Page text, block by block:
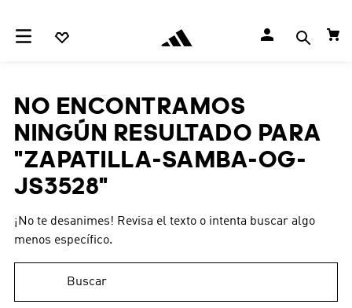
NO ENCONTRAMOS
NINGÚN RESULTADO PARA
"ZAPATILLA-SAMBA-OG-
JS3528"
¡No te desanimes! Revisa el texto o intenta buscar algo
menos específico.